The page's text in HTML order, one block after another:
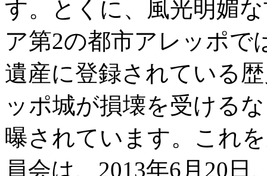
す。とくに、風光明媚
ア第2の都市アレッポで
遺産に登録されている
ッポ城が損壊を受ける
曝されています。これ
員会は、2013年6月20